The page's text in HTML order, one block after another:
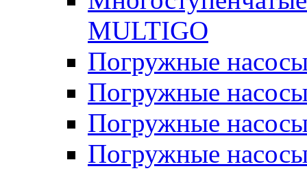
MULTIGO
Погружные
Погружные
Погружные
Погружные